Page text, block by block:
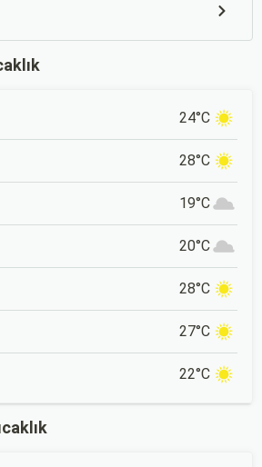
24°C
28°C
19°C
20°C
28°C
27°C
22°C